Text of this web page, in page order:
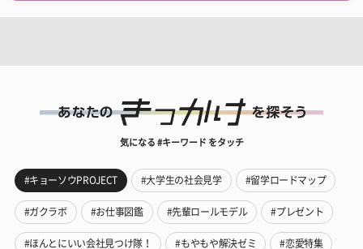
気になる #キーワード をタッチ
#キョーソウPROJECT #大学生の社会見学 #留学ロードマップ
#ガクラボ #お仕事図鑑 #先輩ロールモデル #プレゼント
#ほんとにいい会社見つけ隊！ #もやもや解決ゼミ #恋愛特集